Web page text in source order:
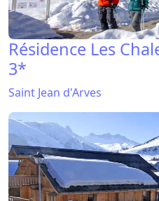
Résidence Les
3*
Saint Jean d'Arves